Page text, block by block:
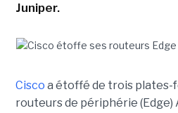
Juniper.
Cisco a étoffé de trois plates-
routeurs de périphérie (Edge)